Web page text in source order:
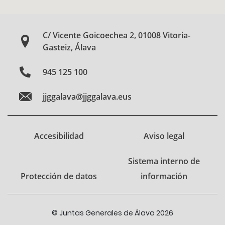
C/ Vicente Goicoechea 2, 01008 Vitoria-
Gasteiz, Álava
945 125 100
jjggalava@jjggalava.eus
Accesibilidad Aviso legal
Protección de datos
Sistema interno de
información
© Juntas Generales de Álava 2026